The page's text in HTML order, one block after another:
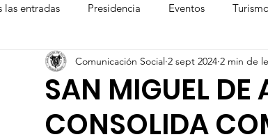
las entradas Presidencia Eventos Turismo
Agua y Alcantarillado Deporte
Publicaciones Administración Pública Familia
SAN MIGUEL DE
CONSOLIDA
Comunicación Social 2 sept 2024 2 min de